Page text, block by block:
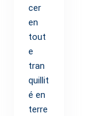
cer
en
tout
e
tran
quillit
é en
terre